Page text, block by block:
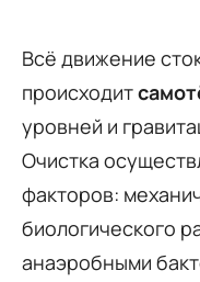
Всё движение
происходит
уровней и
Очистка
факторов:
биологического
анаэробными